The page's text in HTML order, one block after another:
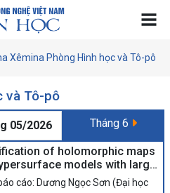
Xêmina Phòng Hình học và Tô-pô
và Tô-pô
05/2026 Tháng 6
of holomorphic maps
models with large-
symmetry algebras
cáo: Dương Ngọc Sơn (Đại học